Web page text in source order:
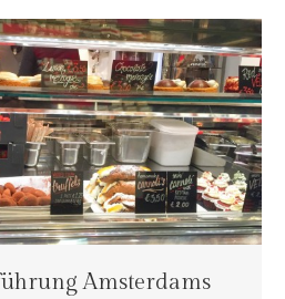
Amsterdams